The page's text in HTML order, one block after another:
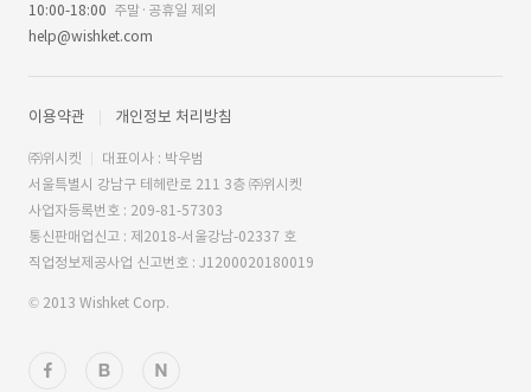
10:00-18:00 주말·공휴일 제외
help@wishket.com
이용약관 개인정보 처리방침
㈜위시켓
대표이사 : 박우범
서울특별시 강남구 테헤란로 211 3층 ㈜위시켓
사업자등록번호 : 209-81-57303
통신판매업신고 : 제2018-서울강남-02337 호
직업정보제공사업 신고번호 : J1200020180019
© 2013 Wishket Corp.